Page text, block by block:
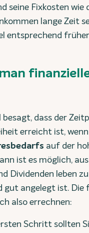
seine Fixkosten wie
lange Zeit
entsprechend
besagt, dass der
erreicht ist, wenn
auf der
ist es möglich,
Dividenden leben
gut angelegt ist. Die
also errechnen:
Schritt sollten